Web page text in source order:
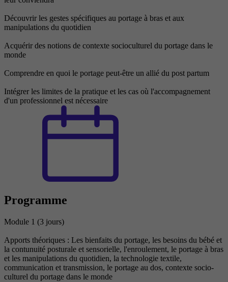
Découvrir les gestes spécifiques au portage à bras et aux
manipulations du quotidien
Acquérir des notions de contexte socioculturel du portage dans le
monde
Comprendre en quoi le portage peut-être un allié du post partum
Intégrer les limites de la pratique et les cas où l'accompagnement
d'un professionnel est nécessaire
Programme
Module 1 (3 jours)
Apports théoriques : Les bienfaits du portage, les besoins du bébé et
la contunuité posturale et sensorielle, l'enroulement, le portage à bras
et les manipulations du quotidien, la technologie textile,
communication et transmission, le portage au dos, contexte socio-
culturel du portage dans le monde